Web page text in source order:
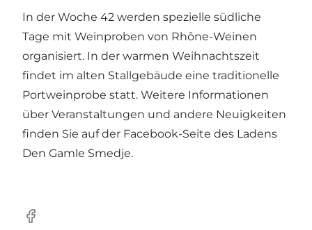
In der Woche 42 werden spezielle südliche
Tage mit Weinproben von Rhône-Weinen
organisiert. In der warmen Weihnachtszeit
findet im alten Stallgebäude eine traditionelle
Portweinprobe statt. Weitere Informationen
über Veranstaltungen und andere Neuigkeiten
finden Sie auf der Facebook-Seite des Ladens
Den Gamle Smedje.
Facebook